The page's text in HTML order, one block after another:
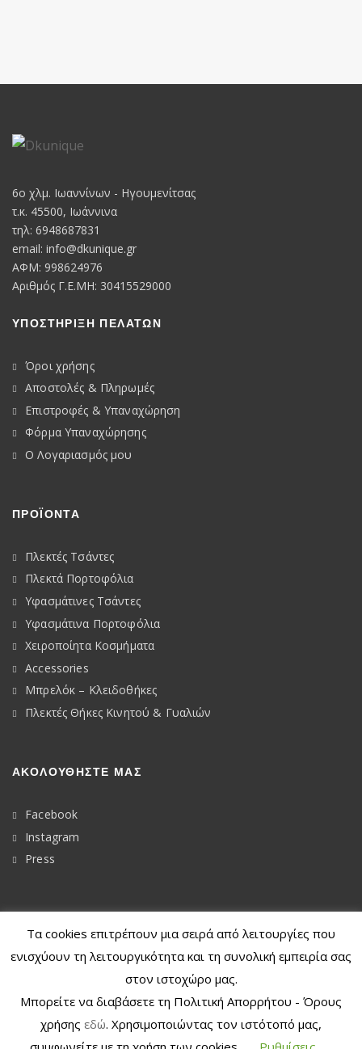
6o χλμ. Ιωαννίνων - Ηγουμενίτσας
τ.κ. 45500, Ιωάννινα
τηλ: 6948687831
email: info@dkunique.gr
ΑΦΜ: 998624976
Αριθμός Γ.Ε.ΜΗ: 30415529000
ΥΠΟΣΤΗΡΙΞΗ ΠΕΛΑΤΩΝ
Όροι χρήσης
Αποστολές & Πληρωμές
Επιστροφές & Υπαναχώρηση
Φόρμα Υπαναχώρησης
Ο Λογαριασμός μου
ΠΡΟΪΟΝΤΑ
Πλεκτές Τσάντες
Πλεκτά Πορτοφόλια
Υφασμάτινες Τσάντες
Υφασμάτινα Πορτοφόλια
Χειροποίητα Κοσμήματα
Accessories
Μπρελόκ – Κλειδοθήκες
Πλεκτές Θήκες Κινητού & Γυαλιών
ΑΚΟΛΟΥΘΉΣΤΕ ΜΑΣ
Facebook
Instagram
Press
© 2020Dkunique
Withdraw from contract
Τα cookies επιτρέπουν μια σειρά από λειτουργίες που
ενισχύουν τη λειτουργικότητα και τη συνολική εμπειρία σας
στον ιστοχώρο μας.
Μπορείτε να διαβάσετε τη Πολιτική Απορρήτου - Όρους
χρήσης εδώ. Χρησιμοποιώντας τον ιστότοπό μας,